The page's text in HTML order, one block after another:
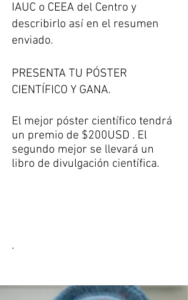
IAUC o CEEA del Centro y
describirlo así en el resumen
enviado.
PRESENTA TU PÓSTER
CIENTÍFICO Y GANA.
El mejor póster científico tendrá
un premio de $200USD . El
segundo mejor se llevará un
libro de divulgación científica.
.